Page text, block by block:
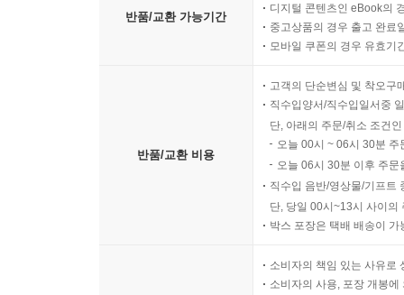
반품/교환 가능기간
디지털 콘텐츠인 eBook의
중고상품의 경우 출고 완료
모바일 쿠폰의 경우 유효기
반품/교환 비용
고객의 단순변심 및 착오구
직수입양서/직수입일서중
단, 아래의 주문/취소 조건
오늘 00시 ~ 06시 30분
오늘 06시 30분 이후 주
직수입 음반/영상물/기프트
단, 당일 00시~13시 사이의
박스 포장은 택배 배송이
소비자의 책임 있는 사유로
소비자의 사용, 포장 개봉